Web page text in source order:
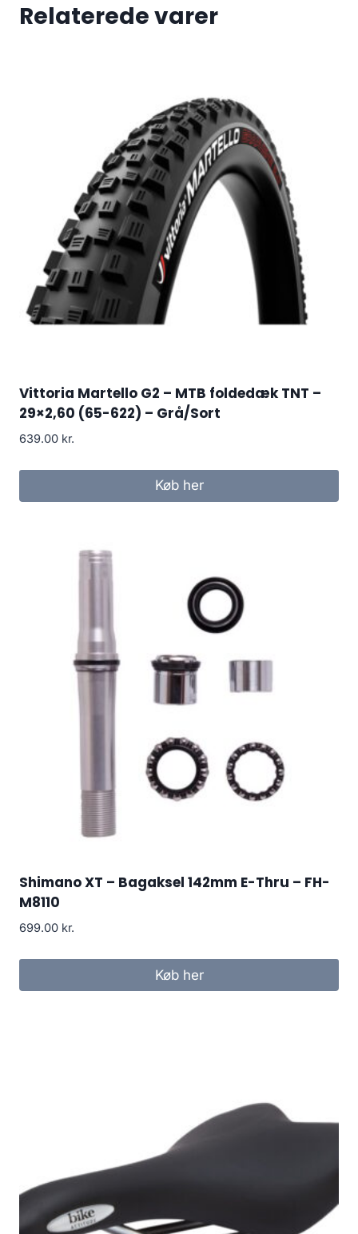
Relaterede varer
Vittoria Martello G2 – MTB foldedæk TNT –
29×2,60 (65-622) – Grå/Sort
639.00 kr.
Køb her
Shimano XT – Bagaksel 142mm E-Thru – FH-
M8110
699.00 kr.
Køb her